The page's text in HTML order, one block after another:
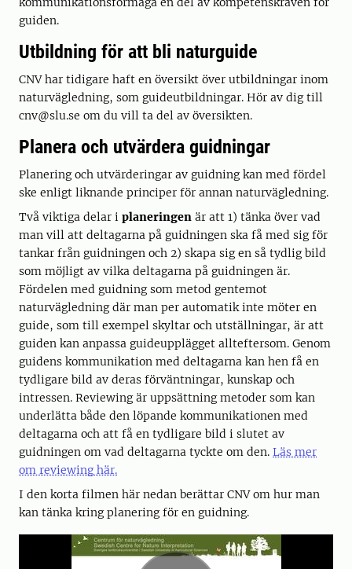
guiden.
Utbildning för att bli naturguide
CNV har tidigare haft en översikt över utbildningar inom
naturvägledning, som guideutbildningar. Hör av dig till
cnv@slu.se om du vill ta del av översikten.
Planera och utvärdera guidningar
Planering och utvärderingar av guidning kan med fördel
ske enligt liknande principer för annan naturvägledning.
Två viktiga delar i planeringen är att 1) tänka över vad
man vill att deltagarna på guidningen ska få med sig för
tankar från guidningen och 2) skapa sig en så tydlig bild
som möjligt av vilka deltagarna på guidningen är.
Fördelen med guidning som metod gentemot
naturvägledning där man per automatik inte möter en
guide, som till exempel skyltar och utställningar, är att
guiden kan anpassa guideupplägget allteftersom. Genom
guidens kommunikation med deltagarna kan hen få en
tydligare bild av deras förväntningar, kunskap och
intressen. Reviewing är uppsättning metoder som kan
underlätta både den löpande kommunikationen med
deltagarna och att få en tydligare bild i slutet av
guidningen om vad deltagarna tyckte om den. Läs mer
om reviewing här.
I den korta filmen här nedan berättar CNV om hur man
kan tänka kring planering för en guidning.